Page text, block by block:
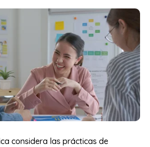
considera las prácticas de